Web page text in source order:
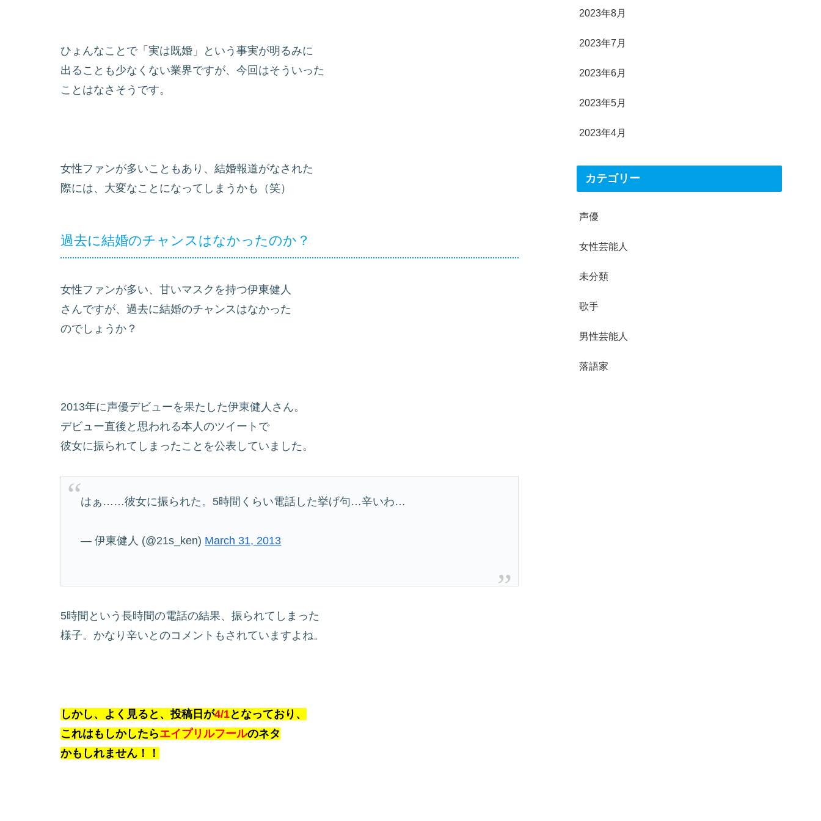
ひょんなことで「実は既婚」という事実が明るみに
出ることも少なくない業界ですが、今回はそういった
ことはなさそうです。
女性ファンが多いこともあり、結婚報道がなされた
際には、大変なことになってしまうかも（笑）
過去に結婚のチャンスはなかったのか？
女性ファンが多い、甘いマスクを持つ伊東健人
さんですが、過去に結婚のチャンスはなかった
のでしょうか？
2013年に声優デビューを果たした伊東健人さん。
デビュー直後と思われる本人のツイートで
彼女に振られてしまったことを公表していました。
はぁ……彼女に振られた。5時間くらい電話した挙げ句…辛いわ…
— 伊東健人 (@21s_ken) March 31, 2013
5時間という長時間の電話の結果、振られてしまった
様子。かなり辛いとのコメントもされていますよね。
しかし、よく見ると、投稿日が4/1となっており、
これはもしかしたらエイプリルフールのネタ
かもしれません！！
2023年8月
2023年7月
2023年6月
2023年5月
2023年4月
カテゴリー
声優
女性芸能人
未分類
歌手
男性芸能人
落語家